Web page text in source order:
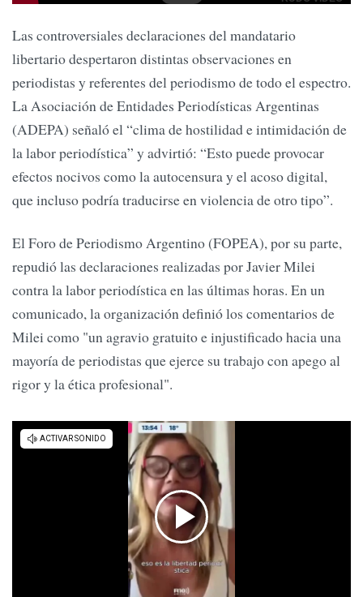
Las controversiales declaraciones del mandatario
libertario despertaron distintas observaciones en
periodistas y referentes del periodismo de todo el espectro.
La Asociación de Entidades Periodísticas Argentinas
(ADEPA) señaló el “clima de hostilidad e intimidación de
la labor periodística” y advirtió: “Esto puede provocar
efectos nocivos como la autocensura y el acoso digital,
que incluso podría traducirse en violencia de otro tipo”.
El Foro de Periodismo Argentino (FOPEA), por su parte,
repudió las declaraciones realizadas por Javier Milei
contra la labor periodística en las últimas horas. En un
comunicado, la organización definió los comentarios de
Milei como "un agravio gratuito e injustificado hacia una
mayoría de periodistas que ejerce su trabajo con apego al
rigor y la ética profesional".